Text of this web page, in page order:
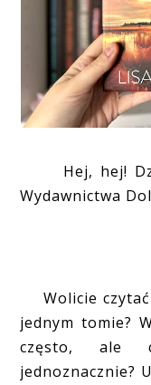
Hej, hej!
Wydawnictwa
Wolicie czytać
jednym tomie?
często, ale
jednoznacznie?